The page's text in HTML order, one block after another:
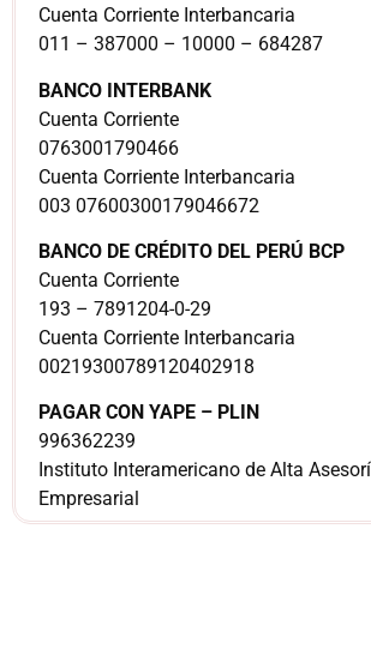
Cuenta Corriente Interbancaria
011 – 387000 – 10000 – 684287
BANCO INTERBANK
Cuenta Corriente
0763001790466
Cuenta Corriente Interbancaria
003 07600300179046672
BANCO DE CRÉDITO DEL PERÚ BCP
Cuenta Corriente
193 – 7891204-0-29
Cuenta Corriente Interbancaria
00219300789120402918
PAGAR CON YAPE – PLIN
996362239
Instituto Interamericano de Alta
Empresarial